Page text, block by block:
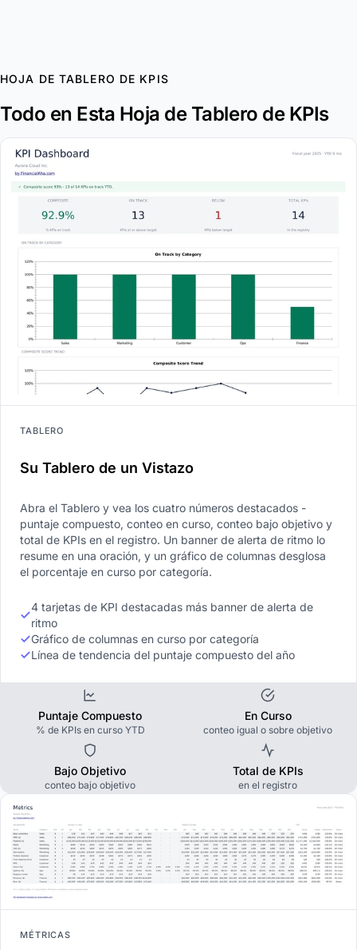
HOJA DE TABLERO DE KPIS
Todo en Esta Hoja de Tablero de KPIs
TABLERO
Su Tablero de un Vistazo
Abra el Tablero y vea los cuatro números destacados -
puntaje compuesto, conteo en curso, conteo bajo objetivo y
total de KPIs en el registro. Un banner de alerta de ritmo lo
resume en una oración, y un gráfico de columnas desglosa
el porcentaje en curso por categoría.
4 tarjetas de KPI destacadas más banner de alerta de
ritmo
Gráfico de columnas en curso por categoría
Línea de tendencia del puntaje compuesto del año
Puntaje Compuesto
% de KPIs en curso YTD
En Curso
conteo igual o sobre objetivo
Bajo Objetivo
conteo bajo objetivo
Total de KPIs
en el registro
MÉTRICAS